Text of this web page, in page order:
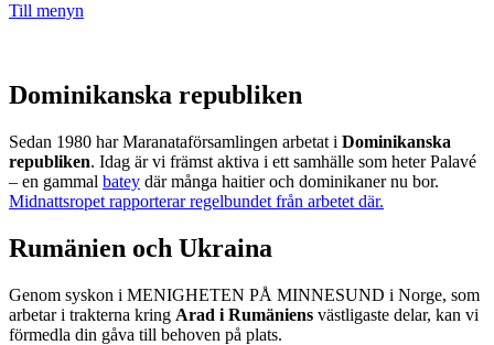
Till menyn
Dominikanska republiken
Sedan 1980 har Maranataförsamlingen arbetat i Dominikanska
republiken. Idag är vi främst aktiva i ett samhälle som heter Palavé
– en gammal batey där många haitier och dominikaner nu bor.
Midnattsropet rapporterar regelbundet från arbetet där.
Rumänien och Ukraina
Genom syskon i MENIGHETEN PÅ MINNESUND i Norge, som
arbetar i trakterna kring Arad i Rumäniens västligaste delar, kan vi
förmedla din gåva till behoven på plats.